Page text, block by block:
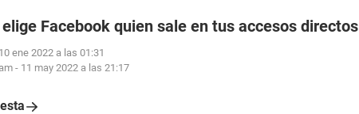
Facebook quien sale en tus accesos directos
10 ene 2022 a las 01:31
- 11 may 2022 a las 21:17